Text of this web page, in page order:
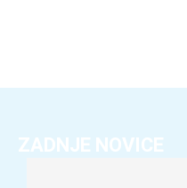
ZADNJE NOVICE